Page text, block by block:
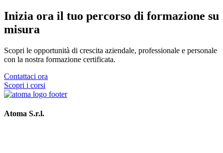
Inizia ora il tuo percorso di formazione su
misura
Scopri le opportunità di crescita aziendale, professionale e personale
con la nostra formazione certificata.
Contattaci ora
Scopri i corsi
Atoma S.r.l.